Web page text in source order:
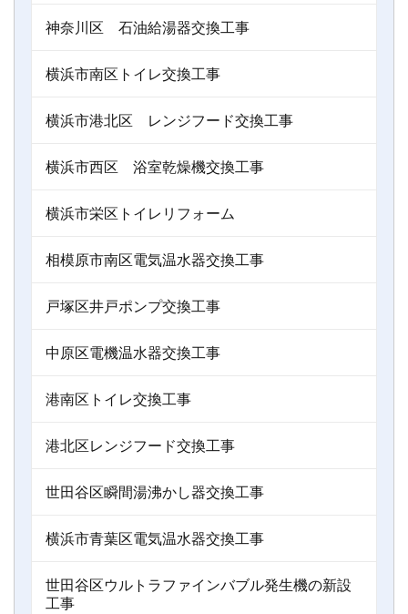
神奈川区 石油給湯器交換工事
横浜市南区トイレ交換工事
横浜市港北区 レンジフード交換工事
横浜市西区 浴室乾燥機交換工事
横浜市栄区トイレリフォーム
相模原市南区電気温水器交換工事
戸塚区井戸ポンプ交換工事
中原区電機温水器交換工事
港南区トイレ交換工事
港北区レンジフード交換工事
世田谷区瞬間湯沸かし器交換工事
横浜市青葉区電気温水器交換工事
世田谷区ウルトラファインバブル発生機の新設
工事